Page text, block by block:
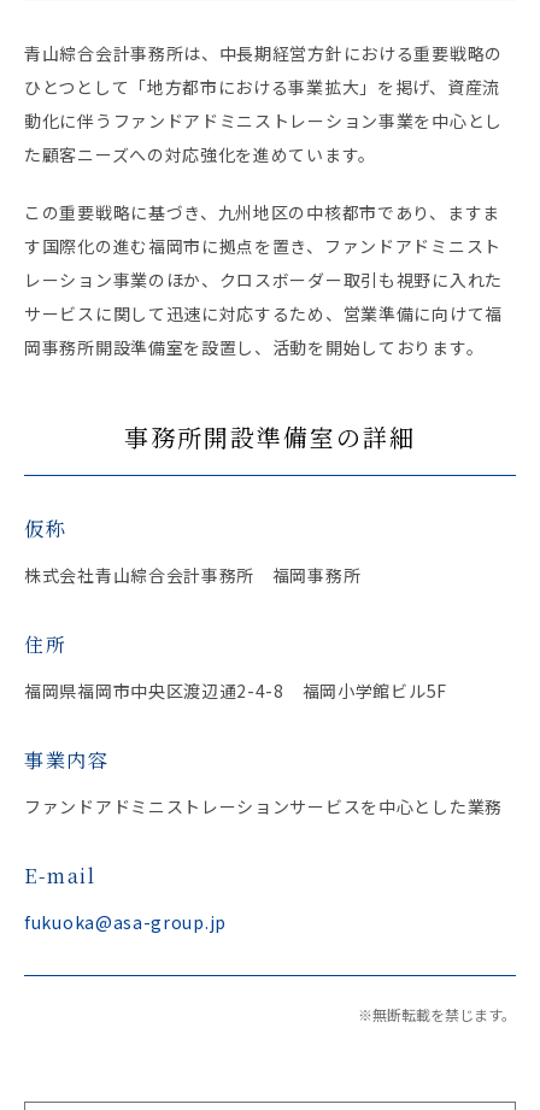
青山綜合会計事務所は、中長期経営方針における重要戦略の
ひとつとして「地方都市における事業拡大」を掲げ、資産流
動化に伴うファンドアドミニストレーション事業を中心とし
た顧客ニーズへの対応強化を進めています。
この重要戦略に基づき、九州地区の中核都市であり、ますま
す国際化の進む福岡市に拠点を置き、ファンドアドミニスト
レーション事業のほか、クロスボーダー取引も視野に入れた
サービスに関して迅速に対応するため、営業準備に向けて福
岡事務所開設準備室を設置し、活動を開始しております。
事務所開設準備室の詳細
仮称
株式会社青山綜合会計事務所 福岡事務所
住所
福岡県福岡市中央区渡辺通2-4-8 福岡小学館ビル5F
事業内容
ファンドアドミニストレーションサービスを中心とした業務
E-mail
fukuoka@asa-group.jp
※無断転載を禁じます。